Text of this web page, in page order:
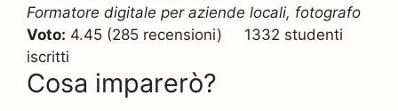
Formatore digitale per aziende locali, fotografo
Voto: 4.45 (285 recensioni) 1332 studenti
iscritti
Cosa imparerò?